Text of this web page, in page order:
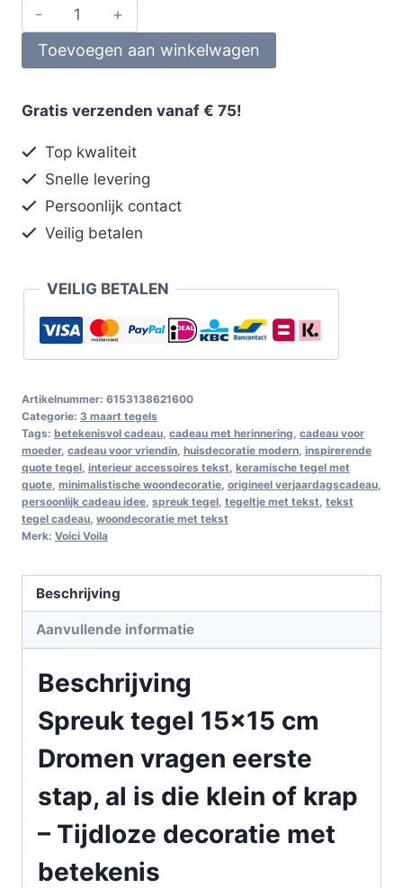
Toevoegen aan winkelwagen
Gratis verzenden vanaf € 75!
Top kwaliteit
Snelle levering
Persoonlijk contact
Veilig betalen
VEILIG BETALEN
Artikelnummer: 6153138621600
Categorie: 3 maart tegels
Tags: betekenisvol cadeau cadeau met herinnering cadeau voor
moeder, cadeau voor vriendin huisdecoratie modern inspirerende
quote tegel interieur accessoires tekst keramische tegel met
quote minimalistische woondecoratie origineel verjaardagscadeau
persoonlijk cadeau idee spreuk tegel tegeltje met tekst tekst
tegel cadeau woondecoratie met tekst
Merk: Voici Voila
Beschrijving
Aanvullende informatie
Beschrijving
Spreuk tegel 15×15 cm
Dromen vragen eerste
stap, al is die klein of krap
– Tijdloze decoratie met
betekenis